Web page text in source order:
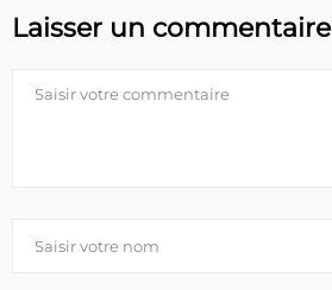
Laisser un commentaire